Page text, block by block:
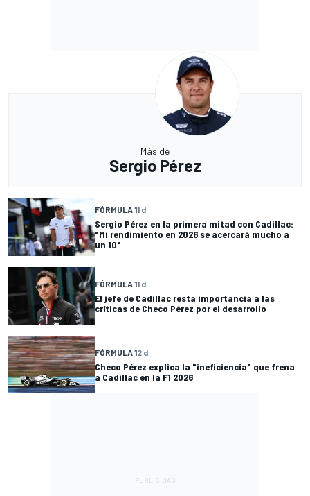
Más de
Sergio Pérez
FÓRMULA 11 d
Sergio Pérez en la primera mitad con Cadillac:
"Mi rendimiento en 2026 se acercará mucho a
un 10"
FÓRMULA 11 d
El jefe de Cadillac resta importancia a las
críticas de Checo Pérez por el desarrollo
FÓRMULA 12 d
Checo Pérez explica la "ineficiencia" que frena
a Cadillac en la F1 2026